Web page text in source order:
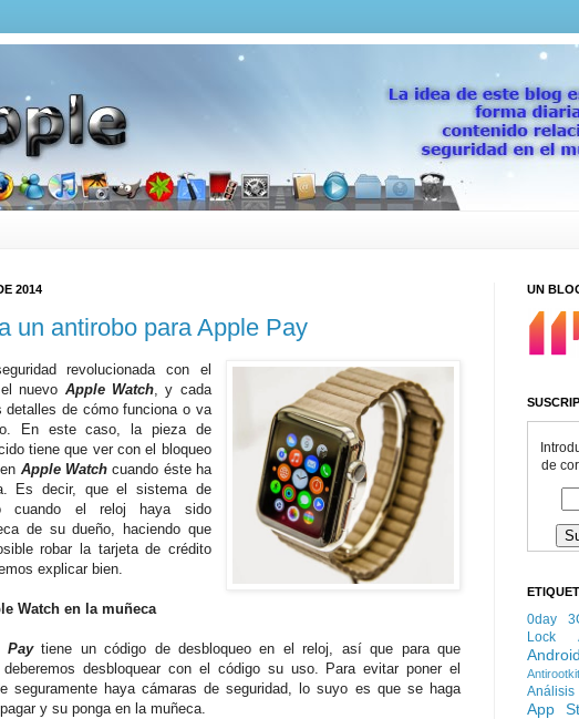
2014
un antirobo para Apple Pay
revolucionada con el
nuevo Apple Watch, y cada
de cómo funciona o va
En este caso, la pieza de
tiene que ver con el bloqueo
Apple Watchcuando éste ha
Es decir, que el sistema de
cuando el reloj haya sido
de su dueño, haciendo que
robar la tarjeta de crédito
explicar bien.
Watch en la muñeca
Paytiene un código de desbloqueo en el reloj, así que para que
desbloquear con el código su uso. Para evitar poner el
seguramente haya cámaras de seguridad, lo suyo es que se haga
y su ponga en la muñeca.
UN
de
0day
Lock
Android
App